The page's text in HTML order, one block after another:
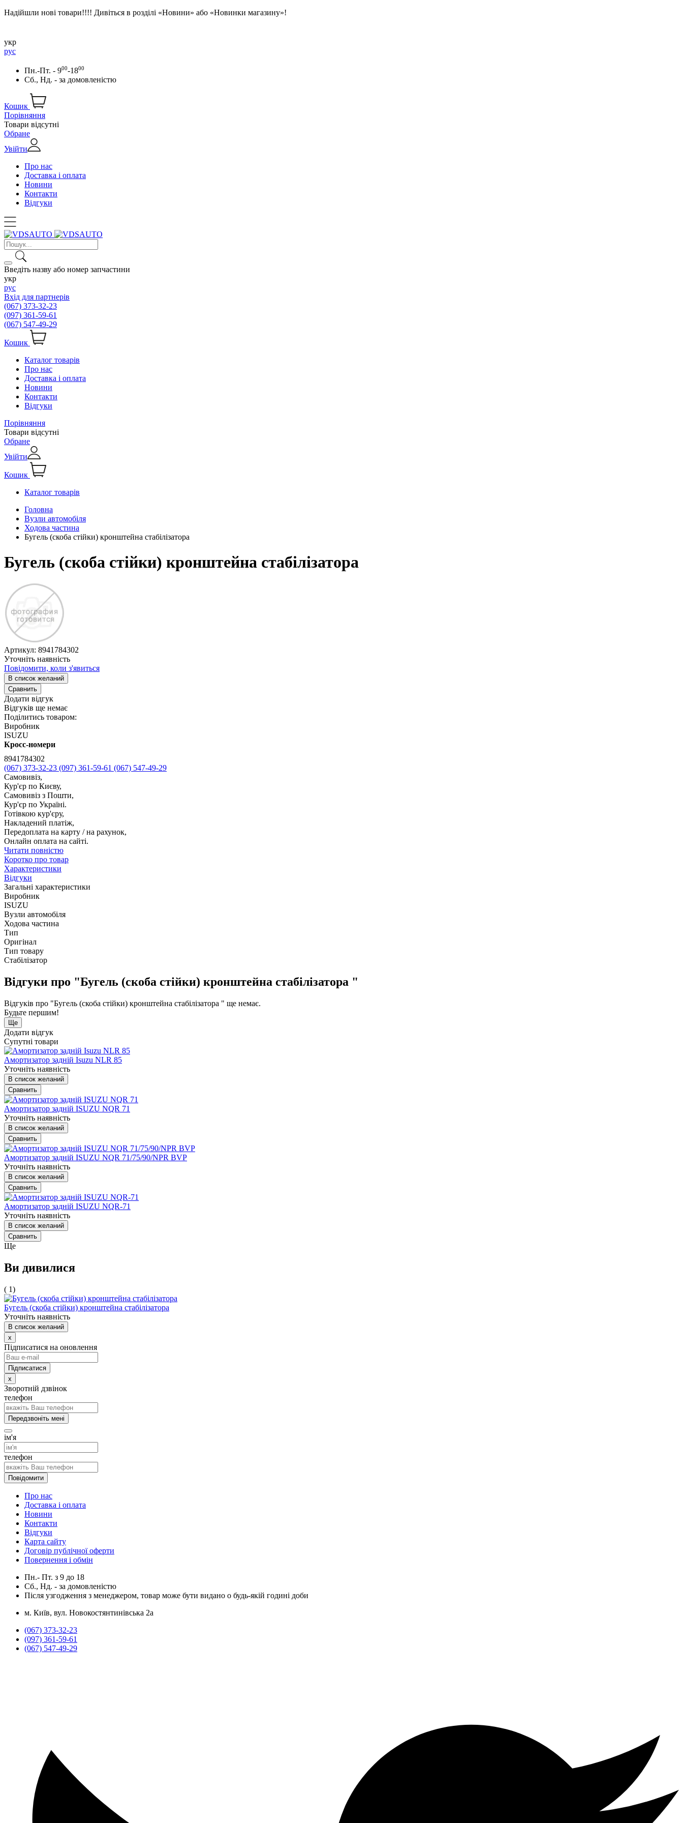
Надійшли нові товари!!!! Дивіться в розділі «Новини» або «Новинки магазину»!
укр
рус
Пн.-Пт. - 900-1800
Сб., Нд. - за домовленістю
Кошик
Порівняння
Товари відсутні
Обране
Увійти
Про нас
Доставка і оплата
Новини
Контакти
Відгуки
Введіть назву або номер запчастини
укр
рус
Вхід для партнерів
(067) 373-32-23
(097) 361-59-61
(067) 547-49-29
Кошик
Каталог товарів
Про нас
Доставка і оплата
Новини
Контакти
Відгуки
Порівняння
Товари відсутні
Обране
Увійти
Кошик
Каталог товарів
Головна
Вузли автомобіля
Ходова частина
Бугель (скоба стійки) кронштейна стабілізатора
Бугель (скоба стійки) кронштейна стабілізатора
Артикул: 8941784302
Уточніть наявність
Повідомити, коли з'явиться
В список желаний
Сравнить
Додати відгук
Відгуків ще немає
Поділитись товаром:
Виробник
ISUZU
Кросс-номери
8941784302
(067) 373-32-23 (097) 361-59-61 (067) 547-49-29
Самовивіз,
Кур'єр по Києву,
Самовивіз з Пошти,
Кур'єр по Україні.
Готівкою кур'єру,
Накладений платіж,
Передоплата на карту / на рахунок,
Онлайн оплата на сайті.
Читати повністю
Коротко про товар
Характеристики
Відгуки
Загальні характеристики
Виробник
ISUZU
Вузли автомобіля
Ходова частина
Тип
Оригінал
Тип товару
Стабілізатор
Відгуки про "Бугель (скоба стійки) кронштейна стабілізатора "
Відгуків про "Бугель (скоба стійки) кронштейна стабілізатора " ще немає.
Будьте першим!
Ще
Додати відгук
Супутні товари
Амортизатор задній Isuzu NLR 85
Уточніть наявність
В список желаний
Сравнить
Амортизатор задній ISUZU NQR 71
Уточніть наявність
В список желаний
Сравнить
Амортизатор задній ISUZU NQR 71/75/90/NPR BVP
Уточніть наявність
В список желаний
Сравнить
Амортизатор задній ISUZU NQR-71
Уточніть наявність
В список желаний
Сравнить
Ще
Ви дивилися
( 1)
Бугель (скоба стійки) кронштейна стабілізатора
Уточніть наявність
В список желаний
x
Підписатися на оновлення
x
Зворотній дзвінок
телефон
Передзвоніть мені
ім'я
телефон
Повідомити
Про нас
Доставка і оплата
Новини
Контакти
Відгуки
Карта сайту
Договір публічної оферти
Повернення і обмін
Пн.- Пт. з 9 до 18
Сб., Нд. - за домовленістю
Після узгодження з менеджером, товар може бути видано о будь-якій годині доби
м. Київ, вул. Новокостянтинівська 2а
(067) 373-32-23
(097) 361-59-61
(067) 547-49-29